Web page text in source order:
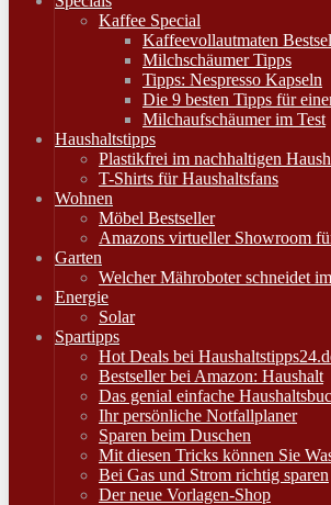
Kaffee Special
Kaffeevollautmaten
Milchschäumer Tipps
Tipps: Nespresso Kapseln
Die 9 besten Tipps für
Milchaufschäumer im Test
Haushaltstipps
Plastikfrei im nachhaltigen
T-Shirts für Haushaltsfans
Wohnen
Möbel Bestseller
Amazons virtueller Showroom
Garten
Welcher Mähroboter schneidet
Energie
Solar
Spartipps
Hot Deals bei
Bestseller bei Amazon: Haushalt
Das genial einfache
Ihr persönliche Notfallplaner
Sparen beim Duschen
Mit diesen Tricks können Sie
Bei Gas und Strom richtig sparen
Der neue Vorlagen-Shop